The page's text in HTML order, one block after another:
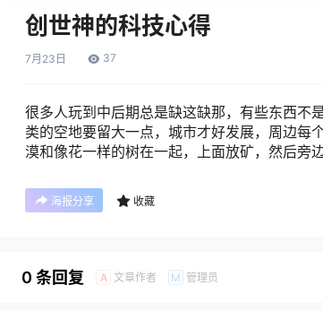
创世神的科技心得
7月 23日 37
很多人玩到中后期总是缺这缺那，有些东西不
类的空地要留大一点，城市才好发展，周边每
漠和像花一样的树在一起，上面放矿，然后旁
海报分享 收藏
0 条回复 A 文章作者 M 管理员